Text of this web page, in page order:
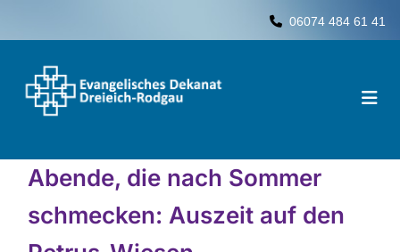
 06074 484 61 41
Abende, die nach Sommer
schmecken: Auszeit auf den